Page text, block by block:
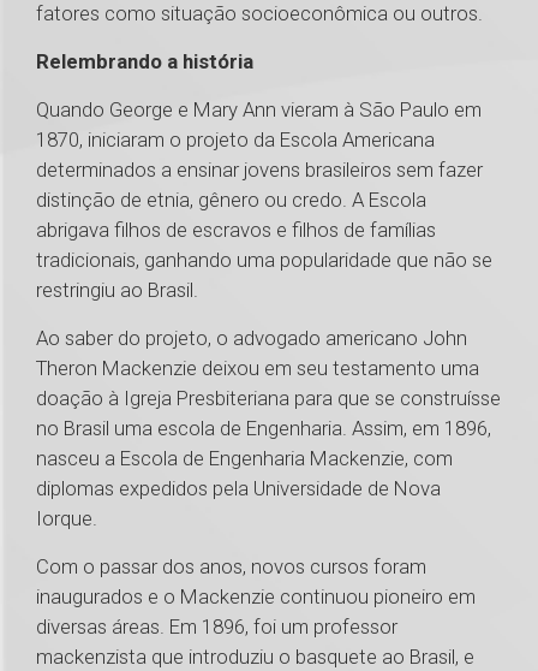
fatores como situação socioeconômica ou outros.
Relembrando a história
Quando George e Mary Ann vieram à São Paulo em
1870, iniciaram o projeto da Escola Americana
determinados a ensinar jovens brasileiros sem fazer
distinção de etnia, gênero ou credo. A Escola
abrigava filhos de escravos e filhos de famílias
tradicionais, ganhando uma popularidade que não se
restringiu ao Brasil.
Ao saber do projeto, o advogado americano John
Theron Mackenzie deixou em seu testamento uma
doação à Igreja Presbiteriana para que se construísse
no Brasil uma escola de Engenharia. Assim, em 1896,
nasceu a Escola de Engenharia Mackenzie, com
diplomas expedidos pela Universidade de Nova
Iorque.
Com o passar dos anos, novos cursos foram
inaugurados e o Mackenzie continuou pioneiro em
diversas áreas. Em 1896, foi um professor
mackenzista que introduziu o basquete ao Brasil, e